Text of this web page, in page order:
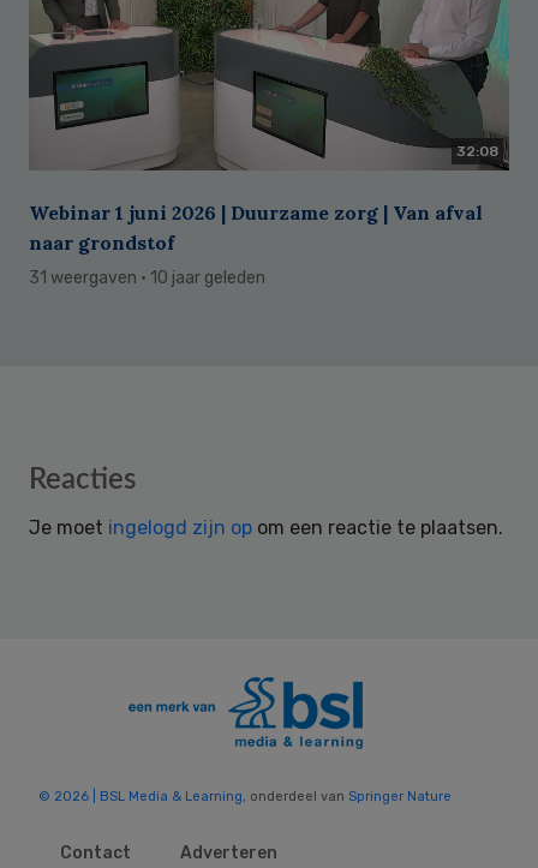
32:08
Webinar 1 juni 2026 | Duurzame zorg | Van afval
naar grondstof
31 weergaven · 10 jaar geleden
Reader
Reacties
Je moet ingelogd zijn op om een reactie te plaatsen.
© 2026 | BSL Media & Learning, onderdeel van Springer Nature
Contact Adverteren